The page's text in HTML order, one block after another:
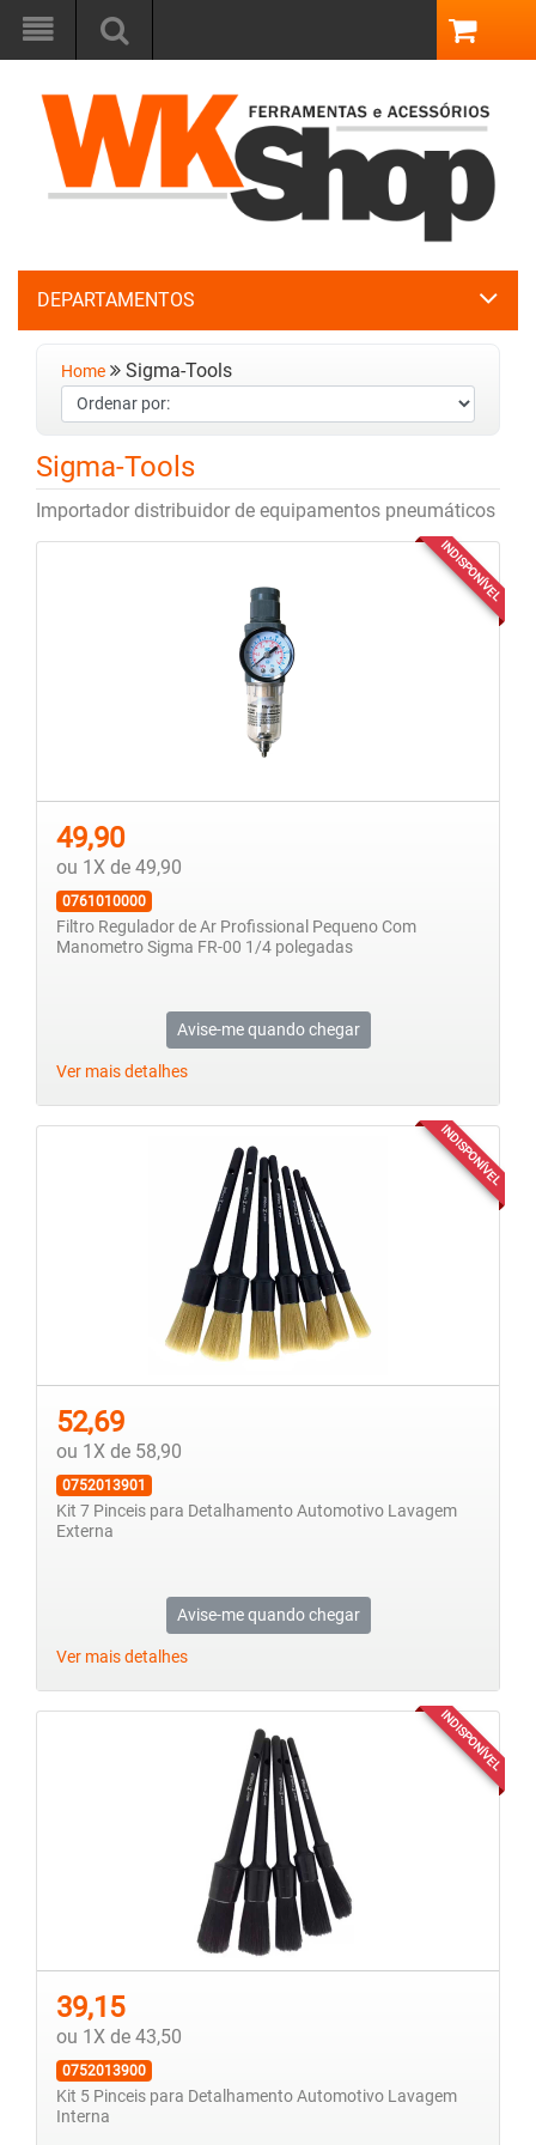
DEPARTAMENTOS
Home Sigma-Tools
Sigma-Tools
Importador distribuidor de equipamentos pneumáticos
INDISPONÍVEL
49,90
ou 1X de 49,90
0761010000
Filtro Regulador de Ar Profissional Pequeno Com
Manometro Sigma FR-00 1/4 polegadas
Avise-me quando chegar
Ver mais detalhes
INDISPONÍVEL
52,69
ou 1X de 58,90
0752013901
Kit 7 Pinceis para Detalhamento Automotivo Lavagem
Externa
Avise-me quando chegar
Ver mais detalhes
INDISPONÍVEL
39,15
ou 1X de 43,50
0752013900
Kit 5 Pinceis para Detalhamento Automotivo Lavagem
Interna